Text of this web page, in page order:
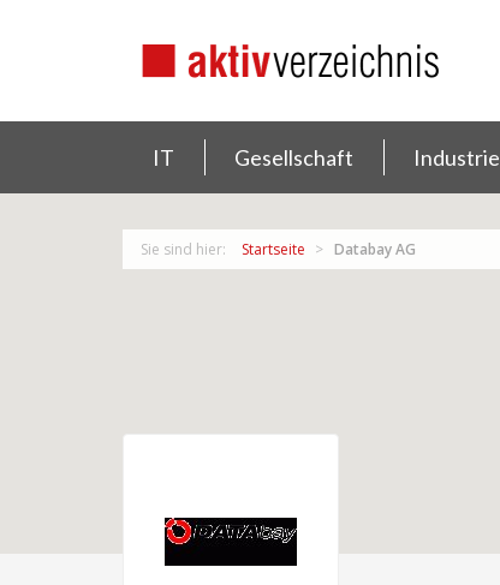
IT Gesellschaft Industrie
Sie sind hier: Startseite Databay AG